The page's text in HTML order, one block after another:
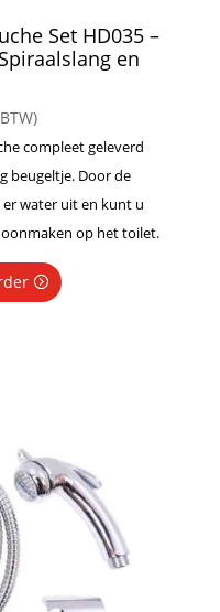
Set HD035 –
en
compleet geleverd
beugeltje. Door de
water uit en kunt u
op het toilet.